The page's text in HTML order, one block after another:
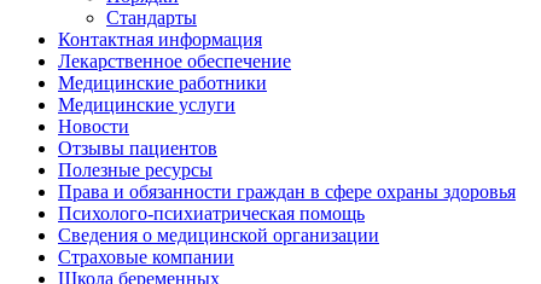
Стандарты
Контактная информация
Лекарственное обеспечение
Медицинские работники
Медицинские услуги
Новости
Отзывы пациентов
Полезные ресурсы
Права и обязанности граждан в сфере охраны здоровья
Психолого-психиатрическая помощь
Сведения о медицинской организации
Страховые компании
Школа беременных